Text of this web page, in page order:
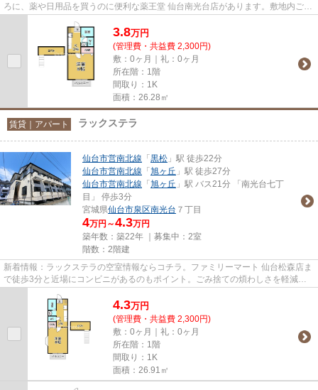
ろに、薬や日用品を買うのに便利な薬王堂 仙台南光台店があります。敷地内ごみ
3.8万円
(管理費・共益費 2,300円)
敷：0ヶ月｜礼：0ヶ月
所在階：1階
間取り：1K
面積：26.28㎡
賃貸｜アパート ラックステラ
仙台市営南北線 「 黒松 」駅 徒歩22分
仙台市営南北線 「 旭ヶ丘 」駅 徒歩27分
仙台市営南北線 「 旭ヶ丘 」駅 バス21分 「南光台七丁
目」 停歩3分
宮城県仙台市泉区南光台 ７丁目
4万円～4.3万円
築年数：築22年 ｜募集中： 2室
階数：2階建
新着情報：ラックステラの空室情報ならコチラ。ファミリーマート 仙台松森店ま
で徒歩3分と近場にコンビニがあるのもポイント。ごみ捨ての煩わしさを軽減す
4.3万円
(管理費・共益費 2,300円)
敷：0ヶ月｜礼：0ヶ月
所在階：1階
間取り：1K
面積：26.91㎡